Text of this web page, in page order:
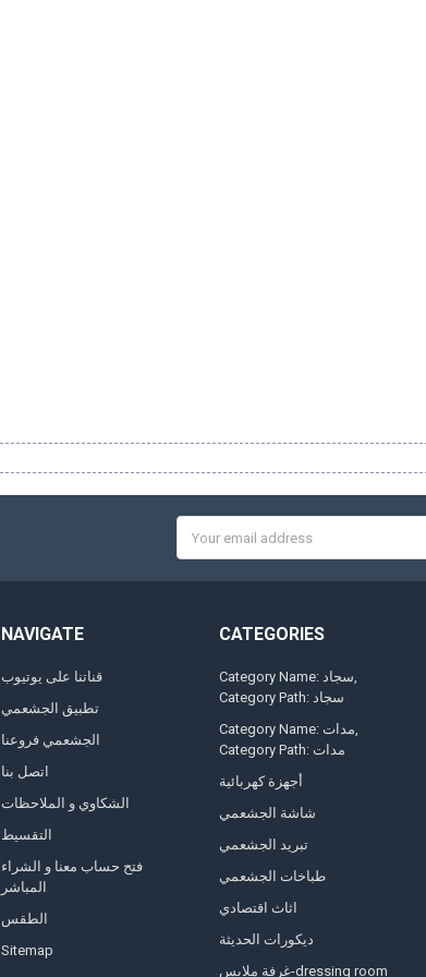
Address
NAVIGATE
قناتنا على يوتيوب
تطبيق الجشعمي
الجشعمي فروعنا
اتصل بنا
الشكاوي و الملاحظات
التقسيط
فتح حساب معنا و الشراء
المباشر
الطقس
Sitemap
CATEGORIES
Category Name: سجاد,
Category Path: سجاد
Category Name: مدات,
Category Path: مدات
أجهزة كهربائية
شاشة الجشعمي
تبريد الجشعمي
طباخات الجشعمي
اثاث اقتصادي
ديكورات الحديثة
غرفة ملابس-dressing room